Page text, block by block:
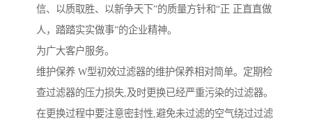
信、以质取胜、以新争天下”的质量方针和“正 正直直做
人，踏踏实实做事”的企业精神。
为广大客户服务。
维护保养 W型初效过滤器的维护保养相对简单。定期检
查过滤器的压力损失,及时更换已经严重污染的过滤器。
在更换过程中要注意密封性,避免未过滤的空气绕过过滤